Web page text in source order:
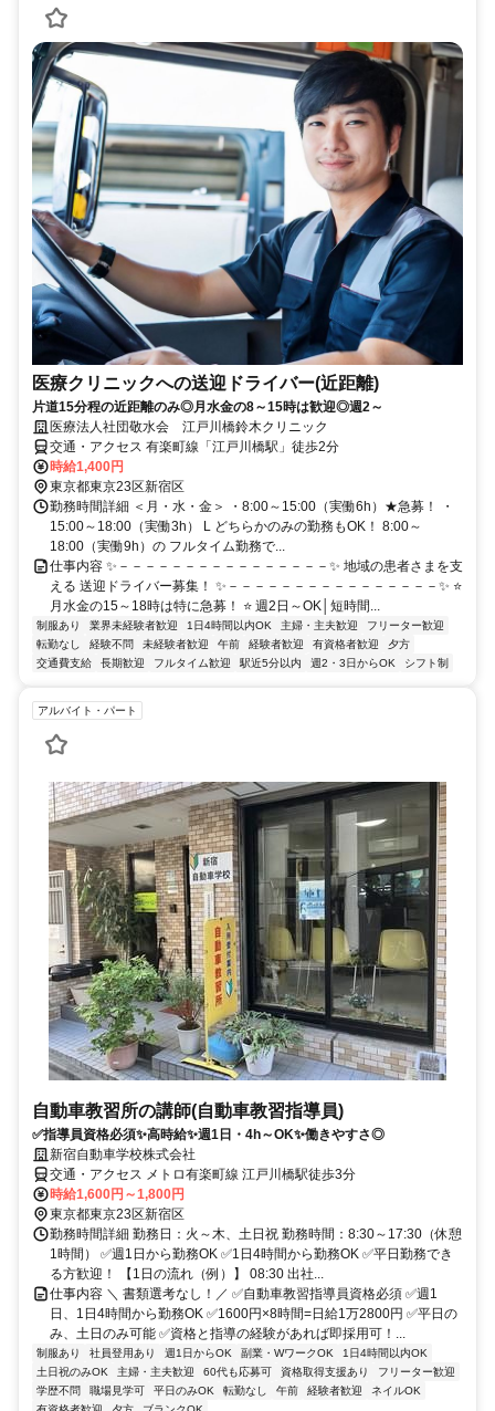
医療クリニックへの送迎ドライバー(近距離)
片道15分程の近距離のみ◎月水金の8～15時は歓迎◎週2～
医療法人社団敬水会 江戸川橋鈴木クリニック
交通・アクセス 有楽町線「江戸川橋駅」徒歩2分
時給1,400円
東京都東京23区新宿区
勤務時間詳細 ＜月・水・金＞ ・8:00～15:00（実働6h）★急募！ ・
15:00～18:00（実働3h） L どちらかのみの勤務もOK！ 8:00～
18:00（実働9h）の フルタイム勤務で...
仕事内容 ✨－－－－－－－－－－－－－－－－✨ 地域の患者さまを支
える 送迎ドライバー募集！ ✨－－－－－－－－－－－－－－－－✨ ⭐
月水金の15～18時は特に急募！ ⭐ 週2日～OK│短時間...
制服あり 業界未経験者歓迎 1日4時間以内OK 主婦・主夫歓迎
フリーター歓迎
転勤なし
経験不問 未経験者歓迎 午前 経験者歓迎 有資格者歓迎
夕方
交通費支給
長期歓迎 フルタイム歓迎 駅近5分以内 週2・3日からOK シフト制
アルバイト・パート
自動車教習所の講師(自動車教習指導員)
✅指導員資格必須✨高時給✨週1日・4h～OK✨働きやすさ◎
新宿自動車学校株式会社
交通・アクセス メトロ有楽町線 江戸川橋駅徒歩3分
時給1,600円～1,800円
東京都東京23区新宿区
勤務時間詳細 勤務日：火～木、土日祝 勤務時間：8:30～17:30（休憩
1時間） ✅週1日から勤務OK ✅1日4時間から勤務OK ✅平日勤務でき
る方歓迎！ 【1日の流れ（例）】 08:30 出社...
仕事内容 ＼ 書類選考なし！／ ✅自動車教習指導員資格必須 ✅週1
日、1日4時間から勤務OK ✅1600円×8時間=日給1万2800円 ✅平日の
み、土日のみ可能 ✅資格と指導の経験があれば即採用可！...
制服あり 社員登用あり 週1日からOK 副業・WワークOK
1日4時間以内OK
土日祝のみOK
主婦・主夫歓迎 60代も応募可 資格取得支援あり
フリーター歓迎
学歴不問
職場見学可 平日のみOK 転勤なし 午前 経験者歓迎
ネイルOK